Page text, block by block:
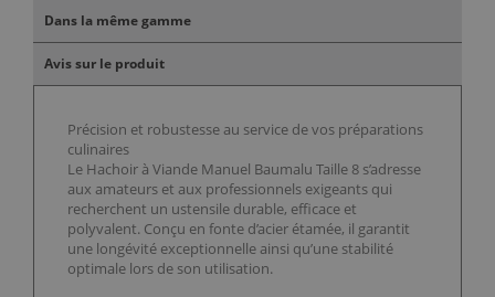
Dans la même gamme
Avis sur le produit
Précision et robustesse au service de vos préparations
culinaires
Le Hachoir à Viande Manuel Baumalu Taille 8 s’adresse
aux amateurs et aux professionnels exigeants qui
recherchent un ustensile durable, efficace et
polyvalent. Conçu en fonte d’acier étamée, il garantit
une longévité exceptionnelle ainsi qu’une stabilité
optimale lors de son utilisation.